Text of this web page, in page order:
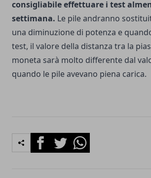
consigliabile effettuare i test
settimana. Le pile andranno
una diminuzione di potenza e
test, il valore della distanza tra la
moneta sarà molto differente dal
quando le pile avevano piena carica.
FacebookTwitterWhatsapp